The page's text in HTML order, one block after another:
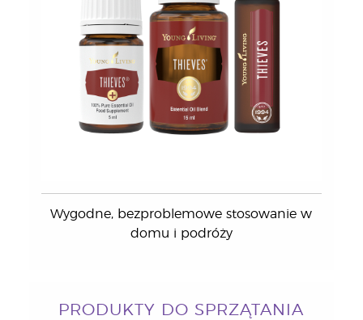
Wygodne, bezproblemowe stosowanie w
domu i podróży
PRODUKTY DO SPRZĄTANIA